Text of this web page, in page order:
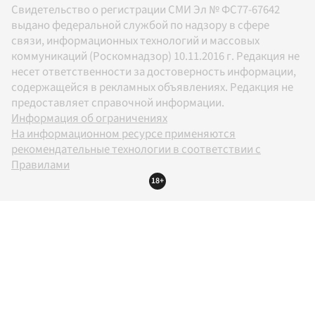
Свидетельство о регистрации СМИ Эл № ФС77-67642
выдано федеральной службой по надзору в сфере
связи, информационных технологий и массовых
коммуникаций (Роскомнадзор) 10.11.2016 г. Редакция не
несет ответственности за достоверность информации,
содержащейся в рекламных объявлениях. Редакция не
предоставляет справочной информации.
Информация об ограничениях
На информационном ресурсе применяются
рекомендательные технологии в соответствии с
Правилами
18+